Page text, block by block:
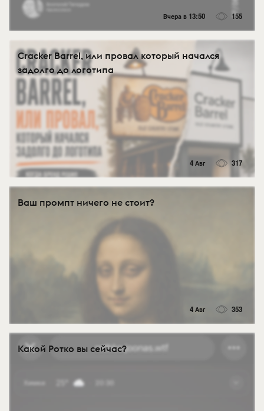
Вчера в 13:50 155
Cracker Barrel, или провал который начался
задолго до логотипа
4 Авг 317
Ваш промпт ничего не стоит?
4 Авг 353
Какой Ротко вы сейчас?